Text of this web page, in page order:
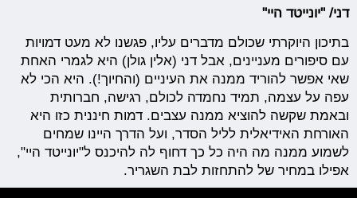
דני/ "יונייטד היי"
בתיכון היוקרתי שכולם מדברים עליו, פגשנו לא מעט דמויות
עם סיפורים מעניינים, אבל דני (אלין גולן) היא לגמרי האחת
שאי אפשר להוריד ממנה את העיניים (והחיוך!). היא הכי לא
עפה על עצמה, תמיד נחמדה לכולם, רגישה, חברותית
ובאמת שקשה להוציא ממנה עצבים. דמות חיננית כזו היא
האורחת האידיאלית לליל הסדר, ועל הדרך היינו שמחים
לשמוע ממנה מה היה כל כך דחוף לה להיכנס ל"יונייטד היי",
אפילו במחיר של להתחזות לבת השגריר.